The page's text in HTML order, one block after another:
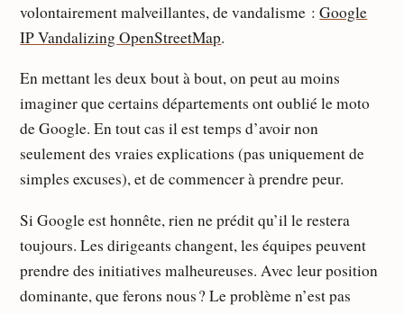
volontairement malveillantes, de vandalisme :Google
IP Vandalizing OpenStreetMap.
En mettant les deux bout à bout, on peut au moins
imaginer que certains départements ont oublié le moto
de Google. En tout cas il est temps d’avoir non
seulement des vraies explications (pas uniquement de
simples excuses), et de commencer à prendre peur.
Si Google est honnête, rien ne prédit qu’il le restera
toujours. Les dirigeants changent, les équipes peuvent
prendre des initiatives malheureuses. Avec leur position
dominante, que ferons nous ? Le problème n’est pas